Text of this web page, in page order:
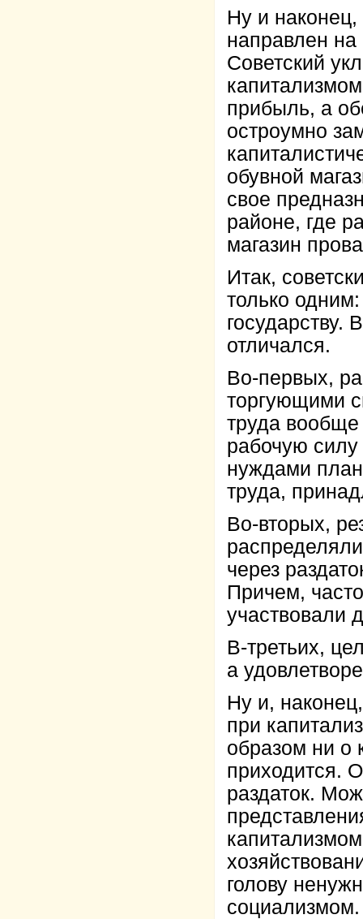
Ну и
направлен
Советский
прибыль, а
остроумно
обувной
свое
районе, где
магазин
Итак,
только
государству.
отличался.
Во-первых,
торгующими
труда вообще
рабочую силу
нуждами
труда,
Во-вторых,
через
Причем,
участвовали
В-третьих,
а
Ну и,
при
образом ни о
приходится.
раздаток.
голову
социализмом.